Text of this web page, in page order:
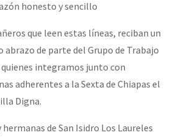
honesto y sencillo
que leen estas líneas, reciban un
de parte del Grupo de Trabajo
quienes integramos junto con
adherentes a la Sexta de Chiapas el
Digna.
de San Isidro Los Laureles